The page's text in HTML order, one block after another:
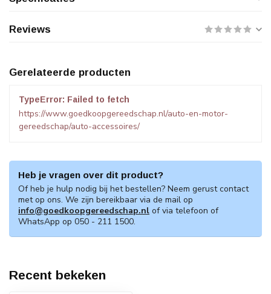
Reviews
Gerelateerde producten
TypeError: Failed to fetch
https://www.goedkoopgereedschap.nl/auto-en-motor-
gereedschap/auto-accessoires/
Heb je vragen over dit product?
Of heb je hulp nodig bij het bestellen? Neem gerust contact
met op ons. We zijn bereikbaar via de mail op
info@goedkoopgereedschap.nl of via telefoon of
WhatsApp op 050 - 211 1500.
Recent bekeken